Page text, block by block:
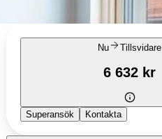
Nu Tillsvidare
6 632 kr
Superansök Kontakta